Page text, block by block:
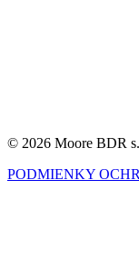
© 2026 Moore BDR
PODMIENKY